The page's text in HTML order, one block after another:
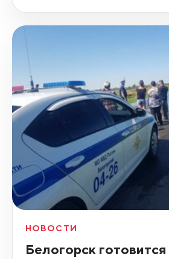
НОВОСТИ
Белогорск готовится